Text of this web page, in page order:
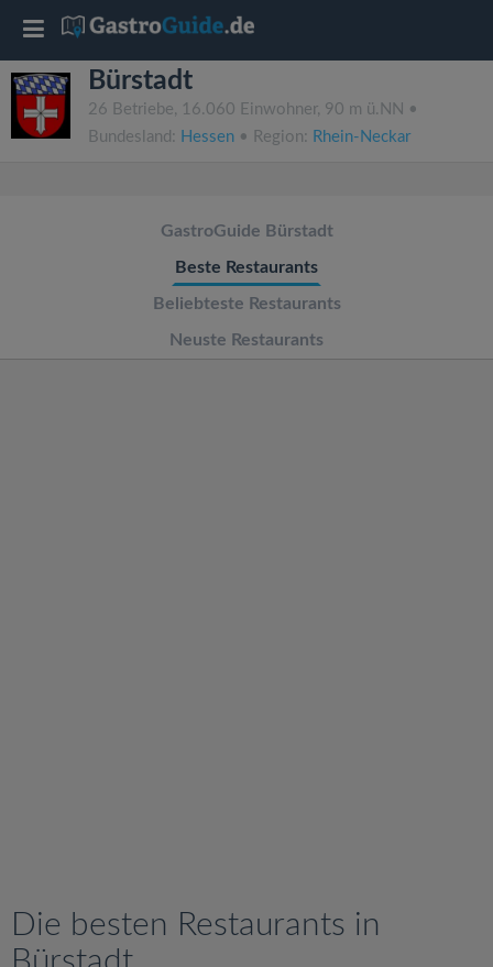
Bürstadt
26 Betriebe, 16.060 Einwohner, 90 m ü.NN •
Bundesland: Hessen • Region: Rhein-Neckar
GastroGuide Bürstadt
Beste Restaurants
Beliebteste Restaurants
Neuste Restaurants
Die besten Restaurants in
T
o
g